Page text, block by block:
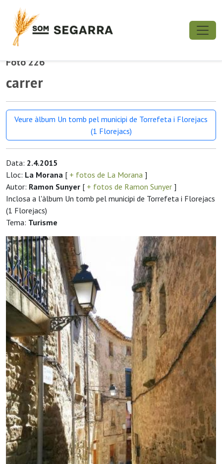
Foto 226
carrer
Veure àlbum Un tomb pel municipi de Torrefeta i Florejacs
(1 Florejacs)
Data: 2.4.2015
Lloc: La Morana [ + fotos de La Morana ]
Autor: Ramon Sunyer [ + fotos de Ramon Sunyer ]
Inclosa a l'àlbum Un tomb pel municipi de Torrefeta i Florejacs
(1 Florejacs)
Tema: Turisme